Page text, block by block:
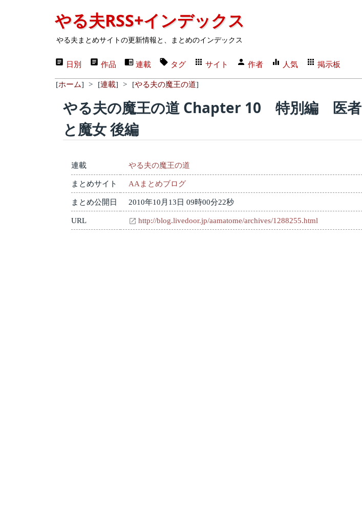
やる夫RSS+インデックス
やる夫まとめサイトの更新情報と、まとめのインデックス
日別 作品 連載 タグ サイト 作者 人気 掲示板
[ホーム] > [連載] > [やる夫の魔王の道]
やる夫の魔王の道 Chapter 10 特別編 医者
と魔女 後編
連載 やる夫の魔王の道
まとめサイト AAまとめブログ
まとめ公開日 2010年10月13日 09時00分22秒
URL http://blog.livedoor.jp/aamatome/archives/1288255.html